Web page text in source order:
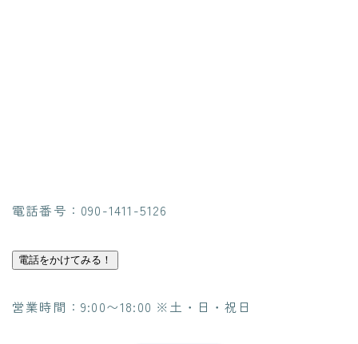
電話番号：090-1411-5126
電話をかけてみる！
営業時間：9:00〜18:00 ※土・日・祝日